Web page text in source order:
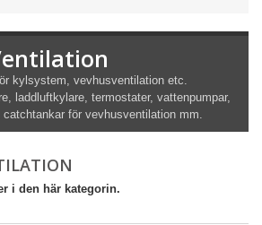
kylsystem, vevhusventilation etc.
laddluftkylare, termostater, vattenpumpar,
för vevhusventilation mm.
i den här kategorin.